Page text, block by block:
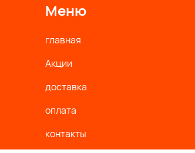
Меню
главная
Акции
доставка
оплата
контакты